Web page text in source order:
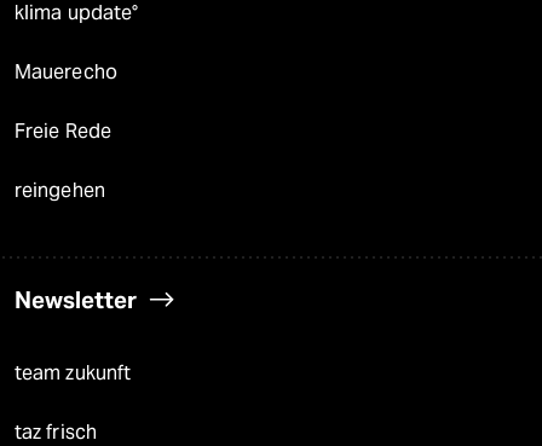
klima update°
Mauerecho
Freie Rede
reingehen
Newsletter
team zukunft
taz frisch